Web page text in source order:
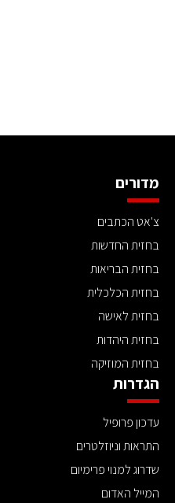
מדורים
צ'אט הכתבים
בחזית החדשות
בחזית הבריאות
בחזית הכלכלית
בחזית לאישה
בחזית היהדות
בחזית המוזיקה
הגדרות
עדכון פרופיל
התראות וניוזלטרים
שדרוג למנוי פרימיום
המייל האדום